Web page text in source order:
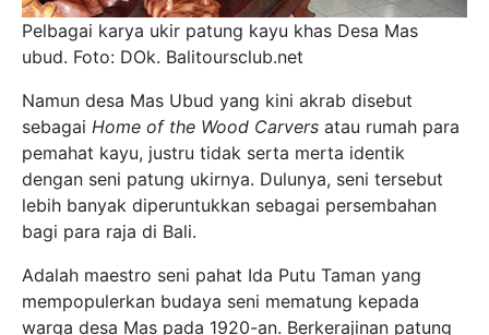
Pelbagai karya ukir patung kayu khas Desa Mas
ubud. Foto: DOk. Balitoursclub.net
Namun desa Mas Ubud yang kini akrab disebut
sebagai Home of the Wood Carvers atau rumah para
pemahat kayu, justru tidak serta merta identik
dengan seni patung ukirnya. Dulunya, seni tersebut
lebih banyak diperuntukkan sebagai persembahan
bagi para raja di Bali.
Adalah maestro seni pahat Ida Putu Taman yang
mempopulerkan budaya seni mematung kepada
warga desa Mas pada 1920-an. Berkerajinan patung